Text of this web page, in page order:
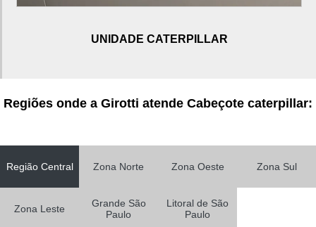
Sistema heui caterpillar
Unidade injetora caterpillar 120k
Unidade injetora caterpillar c9
UNIDADE CATERPILLAR
Regiões onde a Girotti atende Cabeçote caterpillar:
Região Central Zona Norte Zona Oeste Zona Sul
Zona Leste
Grande São
Paulo
Litoral de São
Paulo